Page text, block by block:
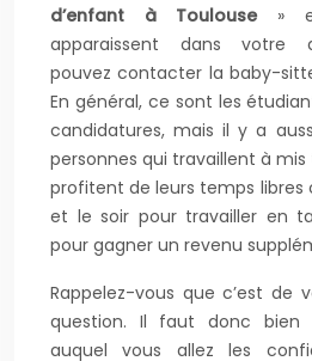
d’enfant à Toulouse» et
apparaissent dans votre
pouvez contacter la baby-
En général, ce sont les
candidatures, mais il y a
personnes qui travaillent à
profitent de leurs temps
et le soir pour travailler en
pour gagner un revenu
Rappelez-vous que c’est de
question. Il faut donc bien
auquel vous allez les